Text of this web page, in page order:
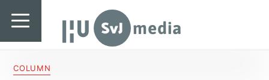
SvJ media
COLUMN
SvJ media